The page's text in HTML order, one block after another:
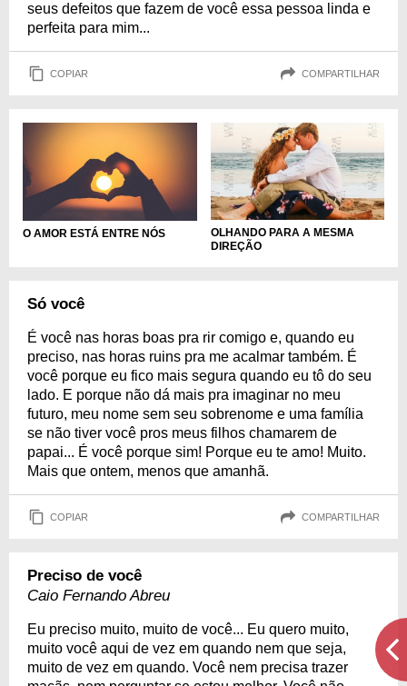
seus defeitos que fazem de você essa pessoa linda e
perfeita para mim...
COPIAR COMPARTILHAR
O AMOR ESTÁ ENTRE NÓS
OLHANDO PARA A MESMA
DIREÇÃO
Só você
É você nas horas boas pra rir comigo e, quando eu
preciso, nas horas ruins pra me acalmar também. É
você porque eu fico mais segura quando eu tô do seu
lado. E porque não dá mais pra imaginar no meu
futuro, meu nome sem seu sobrenome e uma família
se não tiver você pros meus filhos chamarem de
papai... É você porque sim! Porque eu te amo! Muito.
Mais que ontem, menos que amanhã.
COPIAR COMPARTILHAR
Preciso de você
Caio Fernando Abreu
Eu preciso muito, muito de você... Eu quero muito,
muito você aqui de vez em quando nem que seja,
muito de vez em quando. Você nem precisa trazer